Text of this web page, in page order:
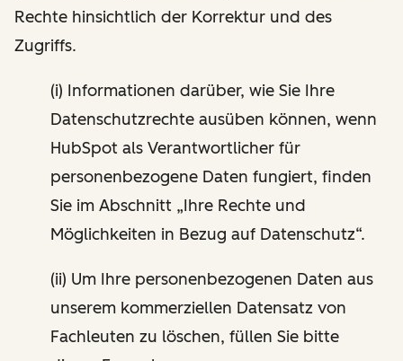
Rechte hinsichtlich der Korrektur und des
Zugriffs.
(i) Informationen darüber, wie Sie Ihre
Datenschutzrechte ausüben können, wenn
HubSpot als Verantwortlicher für
personenbezogene Daten fungiert, finden
Sie im Abschnitt „Ihre Rechte und
Möglichkeiten in Bezug auf Datenschutz“.
(ii) Um Ihre personenbezogenen Daten aus
unserem kommerziellen Datensatz von
Fachleuten zu löschen, füllen Sie bitte